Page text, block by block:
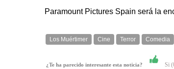
Paramount Pictures Spain será la
Los Muértimer Cine Terror Comedia
¿Te ha parecido interesante esta noticia? Si (